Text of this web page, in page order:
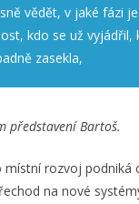
vědět, v jaké fázi
kdo se už vyjádřil,
zasekla,
představení Bartoš.
místní rozvoj podniká
na nové